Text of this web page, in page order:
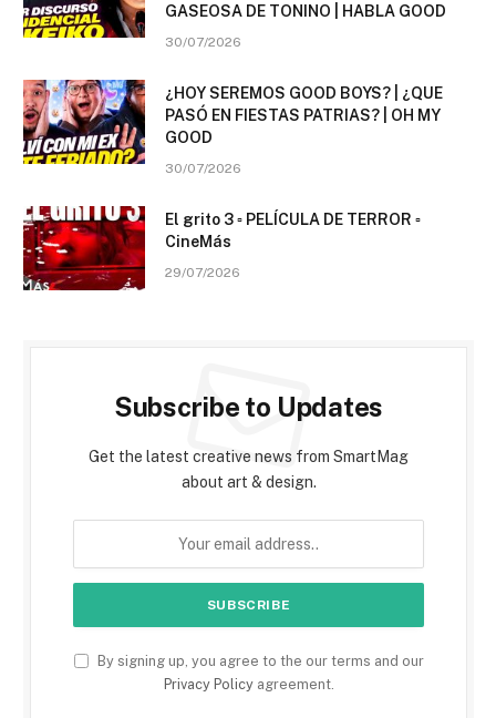
GASEOSA DE TONINO | HABLA GOOD
30/07/2026
¿HOY SEREMOS GOOD BOYS? | ¿QUE
PASÓ EN FIESTAS PATRIAS? | OH MY
GOOD
30/07/2026
El grito 3 ▫️ PELÍCULA DE TERROR ▫️
CineMás
29/07/2026
Subscribe to Updates
Get the latest creative news from SmartMag
about art & design.
By signing up, you agree to the our terms and our
Privacy Policyagreement.